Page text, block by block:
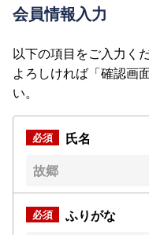
会員情報入力
以下の項目をご入力くだ
よろしければ「確認画
い。
氏名
ふりがな